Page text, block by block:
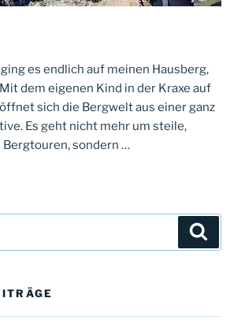
es endlich auf meinen Hausberg,
dem eigenen Kind in der Kraxe auf
sich die Bergwelt aus einer ganz
Es geht nicht mehr um steile,
sondern …